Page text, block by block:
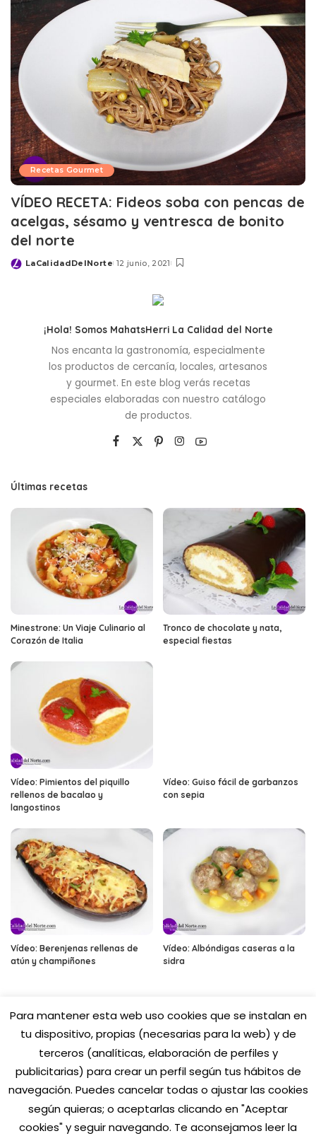
Recetas Gourmet
VÍDEO RECETA: Fideos soba con pencas de
acelgas, sésamo y ventresca de bonito
del norte
Posted
LaCalidadDelNorte 12 junio, 2021
¡Hola! Somos MahatsHerri La Calidad del Norte
Nos encanta la gastronomía, especialmente
los productos de cercanía, locales, artesanos
y gourmet. En este blog verás recetas
especiales elaboradas con nuestro catálogo
de productos.
Últimas recetas
Minestrone: Un Viaje Culinario al
Corazón de Italia
Tronco de chocolate y nata,
especial fiestas
Vídeo: Pimientos del piquillo
rellenos de bacalao y
langostinos
Vídeo: Guiso fácil de garbanzos
con sepia
Vídeo: Berenjenas rellenas de
atún y champiñones
Vídeo: Albóndigas caseras a la
sidra
Para mantener esta web uso cookies que se instalan en
tu dispositivo, propias (necesarias para la web) y de
terceros (analíticas, elaboración de perfiles y
publicitarias) para crear un perfil según tus hábitos de
navegación. Puedes cancelar todas o ajustar las cookies
según quieras; o aceptarlas clicando en "Aceptar
cookies" y seguir navegando. Te aconsejamos leer la